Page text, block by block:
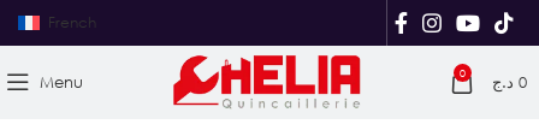
French
Menu 0 0 د.ج